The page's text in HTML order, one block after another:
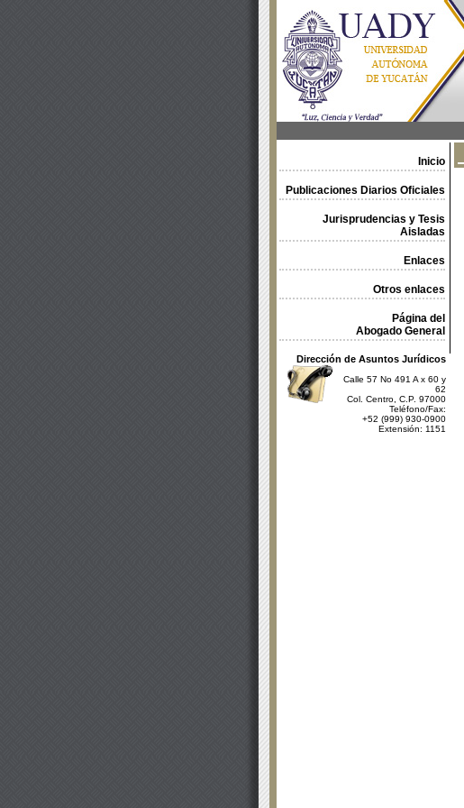
Inicio
Publicaciones Diarios Oficiales
Jurisprudencias y Tesis
Aisladas
Enlaces
Otros enlaces
Página del
Abogado General
Dirección de Asuntos Jurídicos
Calle 57 No 491 A x 60 y
62
Col. Centro, C.P. 97000
Teléfono/Fax:
+52 (999) 930-0900
Extensión: 1151